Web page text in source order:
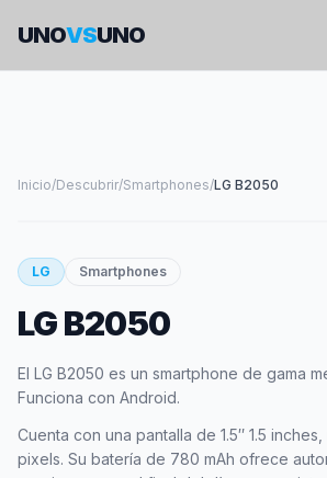
UNOVSUNO
Inicio/Descubrir/Smartphones/LG B2050
smartphone
LG
LG Smartphones
LG B2050
El LG B2050 es un smartphone de gama
Funciona con Android.
Cuenta con una pantalla de 1.5″ 1.5
pixels. Su batería de 780 mAh ofrece